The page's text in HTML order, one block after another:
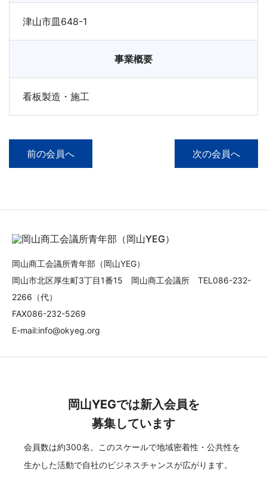
津山市皿648-1
事業概要
看板製造・施工
前の会員へ 次の会員へ
岡山商工会議所青年部（岡山YEG）
岡山市北区厚生町3丁目1番15 岡山商工会議所 TEL086-232-
2266（代）
FAX086-232-5269
E-mail:info@okyeg.org
岡山YEGでは新入会員を
募集しています
会員数は約300名。このスケールで地域密着性・公共性を
生かした活動で自社のビジネスチャンスが広がります。